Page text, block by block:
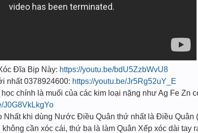
Đĩa Bịp Này: https://youtu.be/bdU5ZzbWvU8
nhất 0378924600: https://youtu.be/Jr5Rg52uY_E
chính là muối của các kim loại nặng như Ag Fe Zn
J0G8VkLkgYo
khi dùng Nước Điều Quân thứ nhất là Điều Quân
cần xóc cái, thứ ba là làm Quân Xếp xóc dài tay